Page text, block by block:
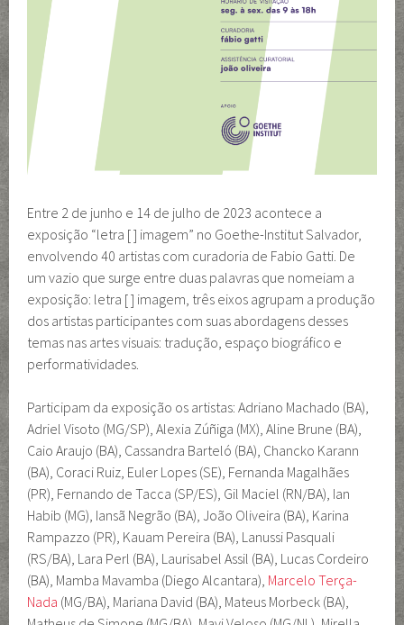
Entre 2 de junho e 14 de julho de 2023 acontece a
exposição “letra [ ] imagem” no Goethe-Institut Salvador,
envolvendo 40 artistas com curadoria de Fabio Gatti. De
um vazio que surge entre duas palavras que nomeiam a
exposição: letra [ ] imagem, três eixos agrupam a produção
dos artistas participantes com suas abordagens desses
temas nas artes visuais: tradução, espaço biográfico e
performatividades.
Participam da exposição os artistas: Adriano Machado (BA),
Adriel Visoto (MG/SP), Alexia Zúñiga (MX), Aline Brune (BA),
Caio Araujo (BA), Cassandra Barteló (BA), Chancko Karann
(BA), Coraci Ruiz, Euler Lopes (SE), Fernanda Magalhães
(PR), Fernando de Tacca (SP/ES), Gil Maciel (RN/BA), Ian
Habib (MG), Iansã Negrão (BA), João Oliveira (BA), Karina
Rampazzo (PR), Kauam Pereira (BA), Lanussi Pasquali
(RS/BA), Lara Perl (BA), Laurisabel Assil (BA), Lucas Cordeiro
(BA), Mamba Mavamba (Diego Alcantara), Marcelo Terça-
Nada (MG/BA), Mariana David (BA), Mateus Morbeck (BA),